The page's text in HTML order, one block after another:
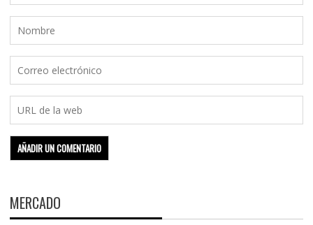
MERCADO